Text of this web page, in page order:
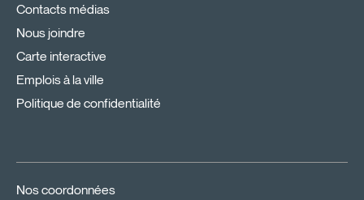
Contacts médias
Nous joindre
Carte interactive
Emplois à la ville
Politique de confidentialité
Nos coordonnées